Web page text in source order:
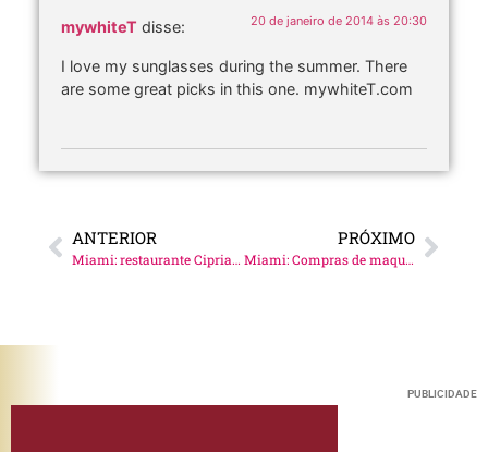
mywhiteT disse: 20 de janeiro de 2014 às 20:30
I love my sunglasses during the summer. There
are some great picks in this one. mywhiteT.com
ANTERIOR
Miami: restaurante Cipriani + look!
PRÓXIMO
Miami: Compras de maquiagem!
PUBLICIDADE